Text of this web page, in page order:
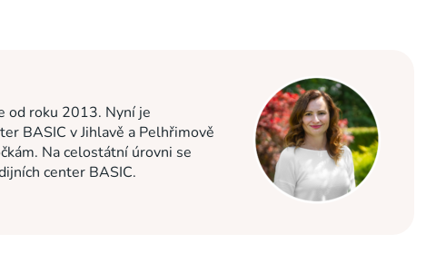
od roku 2013. Nyní je
BASIC v Jihlavě a Pelhřimově
Na celostátní úrovni se
center BASIC.